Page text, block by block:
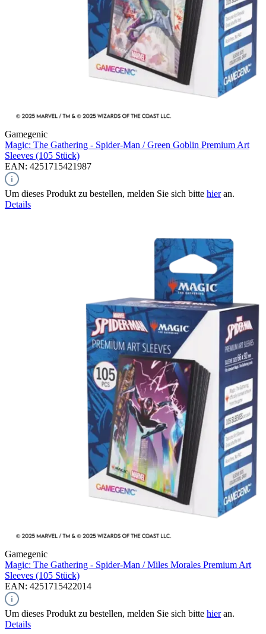
Gamegenic
Magic: The Gathering - Spider-Man / Green Goblin Premium Art
Sleeves (105 Stück)
EAN: 4251715421987
Um dieses Produkt zu bestellen, melden Sie sich bitte hieran.
Details
Gamegenic
Magic: The Gathering - Spider-Man / Miles Morales Premium Art
Sleeves (105 Stück)
EAN: 4251715422014
Um dieses Produkt zu bestellen, melden Sie sich bitte hieran.
Details